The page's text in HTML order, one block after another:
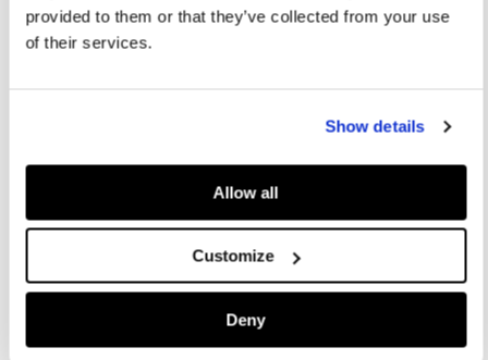
provided to them or that they’ve collected from your use
of their services.
Show details
Allow all
Customize
Deny
Model trägt: 32x32Größe des Models: 1.87 m
Lieferung in 3-5
Kostenlose Abholung
Kostenlose lieferung ab 80€.
ARTIKEL DETAILS